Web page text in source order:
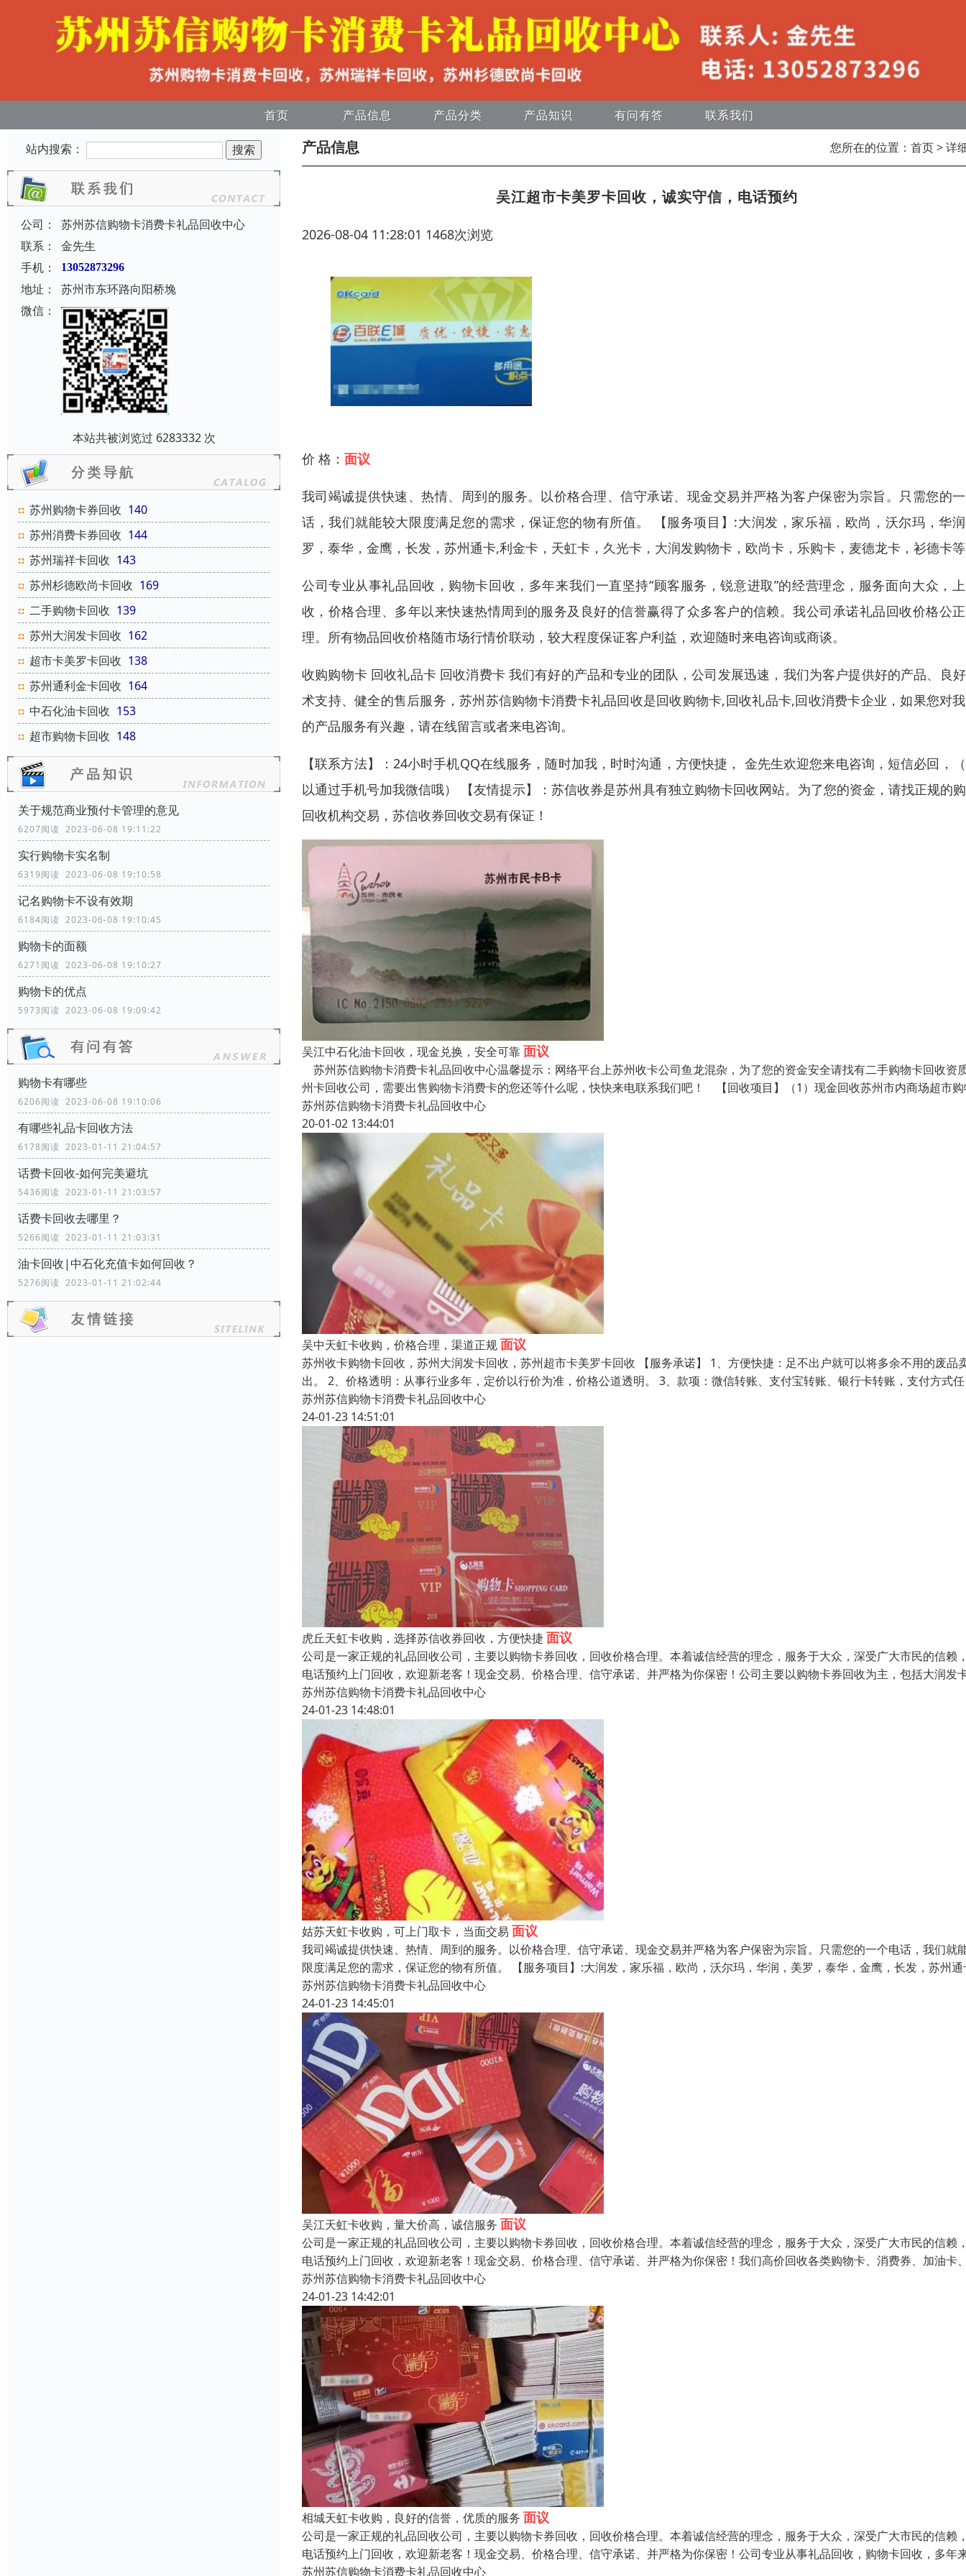
首页 产品信息 产品分类 产品知识 有问有答 联系我们
站内搜索：
公司：
苏州苏信购物卡消费卡礼品回收中心
联系：
金先生
手机：
13052873296
地址：
苏州市东环路向阳桥堍
微信：
本站共被浏览过 6283332 次
苏州购物卡券回收 140
苏州消费卡券回收 144
苏州瑞祥卡回收 143
苏州杉德欧尚卡回收 169
二手购物卡回收 139
苏州大润发卡回收 162
超市卡美罗卡回收 138
苏州通利金卡回收 164
中石化油卡回收 153
超市购物卡回收 148
关于规范商业预付卡管理的意见
6207阅读 2023-06-08 19:11:22
实行购物卡实名制
6319阅读 2023-06-08 19:10:58
记名购物卡不设有效期
6184阅读 2023-06-08 19:10:45
购物卡的面额
6271阅读 2023-06-08 19:10:27
购物卡的优点
5973阅读 2023-06-08 19:09:42
购物卡有哪些
6206阅读 2023-06-08 19:10:06
有哪些礼品卡回收方法
6178阅读 2023-01-11 21:04:57
话费卡回收-如何完美避坑
5436阅读 2023-01-11 21:03:57
话费卡回收去哪里？
5266阅读 2023-01-11 21:03:31
油卡回收|中石化充值卡如何回收？
5276阅读 2023-01-11 21:02:44
产品信息 您所在的位置： 首页> 详
吴江超市卡美罗卡回收，诚实守信，电话预约
2026-08-04 11:28:01 1468次浏览
价 格： 面议
我司竭诚提供快速、热情、周到的服务。以价格合理、信守承诺、现金交易并严格为客户保密为宗旨。只需您的
话，我们就能较大限度满足您的需求，保证您的物有所值。 【服务项目】:大润发，家乐福，欧尚，沃尔玛，华
罗，泰华，金鹰，长发，苏州通卡,利金卡，天虹卡，久光卡，大润发购物卡，欧尚卡，乐购卡，麦德龙卡，衫德卡
公司专业从事礼品回收，购物卡回收，多年来我们一直坚持“顾客服务，锐意进取”的经营理念，服务面向大众，
收，价格合理、多年以来快速热情周到的服务及良好的信誉赢得了众多客户的信赖。我公司承诺礼品回收价格公
理。所有物品回收价格随市场行情价联动，较大程度保证客户利益，欢迎随时来电咨询或商谈。
收购购物卡 回收礼品卡 回收消费卡 我们有好的产品和专业的团队，公司发展迅速，我们为客户提供好的产品、良
术支持、健全的售后服务，苏州苏信购物卡消费卡礼品回收是回收购物卡,回收礼品卡,回收消费卡企业，如果您对
的产品服务有兴趣，请在线留言或者来电咨询。
【联系方法】：24小时手机QQ在线服务，随时加我，时时沟通，方便快捷， 金先生欢迎您来电咨询，短信必回，
以通过手机号加我微信哦） 【友情提示】：苏信收券是苏州具有独立购物卡回收网站。为了您的资金，请找正规的
回收机构交易，苏信收券回收交易有保证！
吴江中石化油卡回收，现金兑换，安全可靠面议
苏州苏信购物卡消费卡礼品回收中心温馨提示：网络平台上苏州收卡公司鱼龙混杂，为了您的资金安全请找有二手购物卡回收资
州卡回收公司，需要出售购物卡消费卡的您还等什么呢，快快来电联系我们吧！ 【回收项目】（1）现金回收苏州市内商场超市
苏州苏信购物卡消费卡礼品回收中心
20-01-02 13:44:01
吴中天虹卡收购，价格合理，渠道正规面议
苏州收卡购物卡回收，苏州大润发卡回收，苏州超市卡美罗卡回收 【服务承诺】 1、方便快捷：足不出户就可以将多余不用的废品
出。 2、价格透明：从事行业多年，定价以行价为准，价格公道透明。 3、款项：微信转账、支付宝转账、银行卡转账，支付方式任
苏州苏信购物卡消费卡礼品回收中心
24-01-23 14:51:01
虎丘天虹卡收购，选择苏信收券回收，方便快捷 面议
公司是一家正规的礼品回收公司，主要以购物卡券回收，回收价格合理。本着诚信经营的理念，服务于大众，深受广大市民的信赖
电话预约上门回收，欢迎新老客！现金交易、价格合理、信守承诺、并严格为你保密！公司主要以购物卡券回收为主，包括大润发
苏州苏信购物卡消费卡礼品回收中心
24-01-23 14:48:01
姑苏天虹卡收购，可上门取卡，当面交易 面议
我司竭诚提供快速、热情、周到的服务。以价格合理、信守承诺、现金交易并严格为客户保密为宗旨。只需您的一个电话，我们就
限度满足您的需求，保证您的物有所值。 【服务项目】:大润发，家乐福，欧尚，沃尔玛，华润，美罗，泰华，金鹰，长发，苏州通
苏州苏信购物卡消费卡礼品回收中心
24-01-23 14:45:01
吴江天虹卡收购，量大价高，诚信服务 面议
公司是一家正规的礼品回收公司，主要以购物卡券回收，回收价格合理。本着诚信经营的理念，服务于大众，深受广大市民的信赖
电话预约上门回收，欢迎新老客！现金交易、价格合理、信守承诺、并严格为你保密！我们高价回收各类购物卡、消费券、加油卡
苏州苏信购物卡消费卡礼品回收中心
24-01-23 14:42:01
相城天虹卡收购，良好的信誉，优质的服务 面议
公司是一家正规的礼品回收公司，主要以购物卡券回收，回收价格合理。本着诚信经营的理念，服务于大众，深受广大市民的信赖
电话预约上门回收，欢迎新老客！现金交易、价格合理、信守承诺、并严格为你保密！公司专业从事礼品回收，购物卡回收，多年
苏州苏信购物卡消费卡礼品回收中心